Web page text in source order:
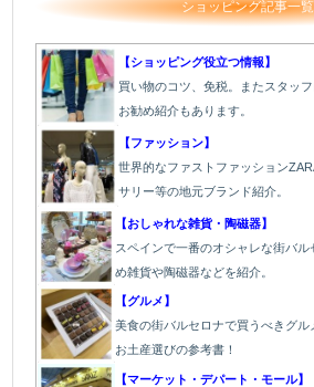
ショッピング記事一覧
【ショッピング役立つ情報】
買い物のコツ、免税。またスタッ
お勧め紹介もあります。
【ファッション】
世界的なファストファッション
サリー等の地元ブランド紹介。
【おしゃれな雑貨・陶磁器】
スペインで一番のオシャレな街バ
め雑貨や陶磁器などを紹介。
【グルメ】
美食の街バルセロナで買うべきグル
お土産選びの参考書！
【マーケット・デパート・モール】